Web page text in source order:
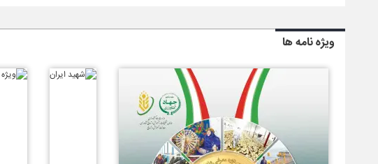
ویژه نامه ها